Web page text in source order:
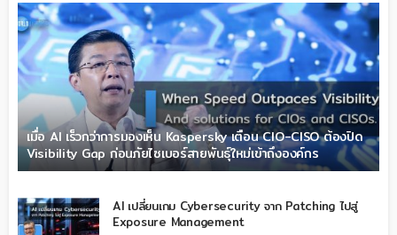
เมื่อ AI เร็วกว่าการมองเห็น Kaspersky เตือน CIO-CISO ต้องปิด
Visibility Gap ก่อนภัยไซเบอร์สายพันธุ์ใหม่เข้าถึงองค์กร
AI เปลี่ยนเกม Cybersecurity จาก Patching ไปสู่
Exposure Management